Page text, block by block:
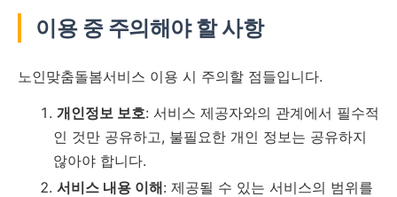
이용 중 주의해야 할 사항
노인맞춤돌봄서비스 이용 시 주의할 점들입니다.
개인정보 보호: 서비스 제공자와의 관계에서 필수적
인 것만 공유하고, 불필요한 개인 정보는 공유하지
않아야 합니다.
서비스 내용 이해: 제공될 수 있는 서비스의 범위를